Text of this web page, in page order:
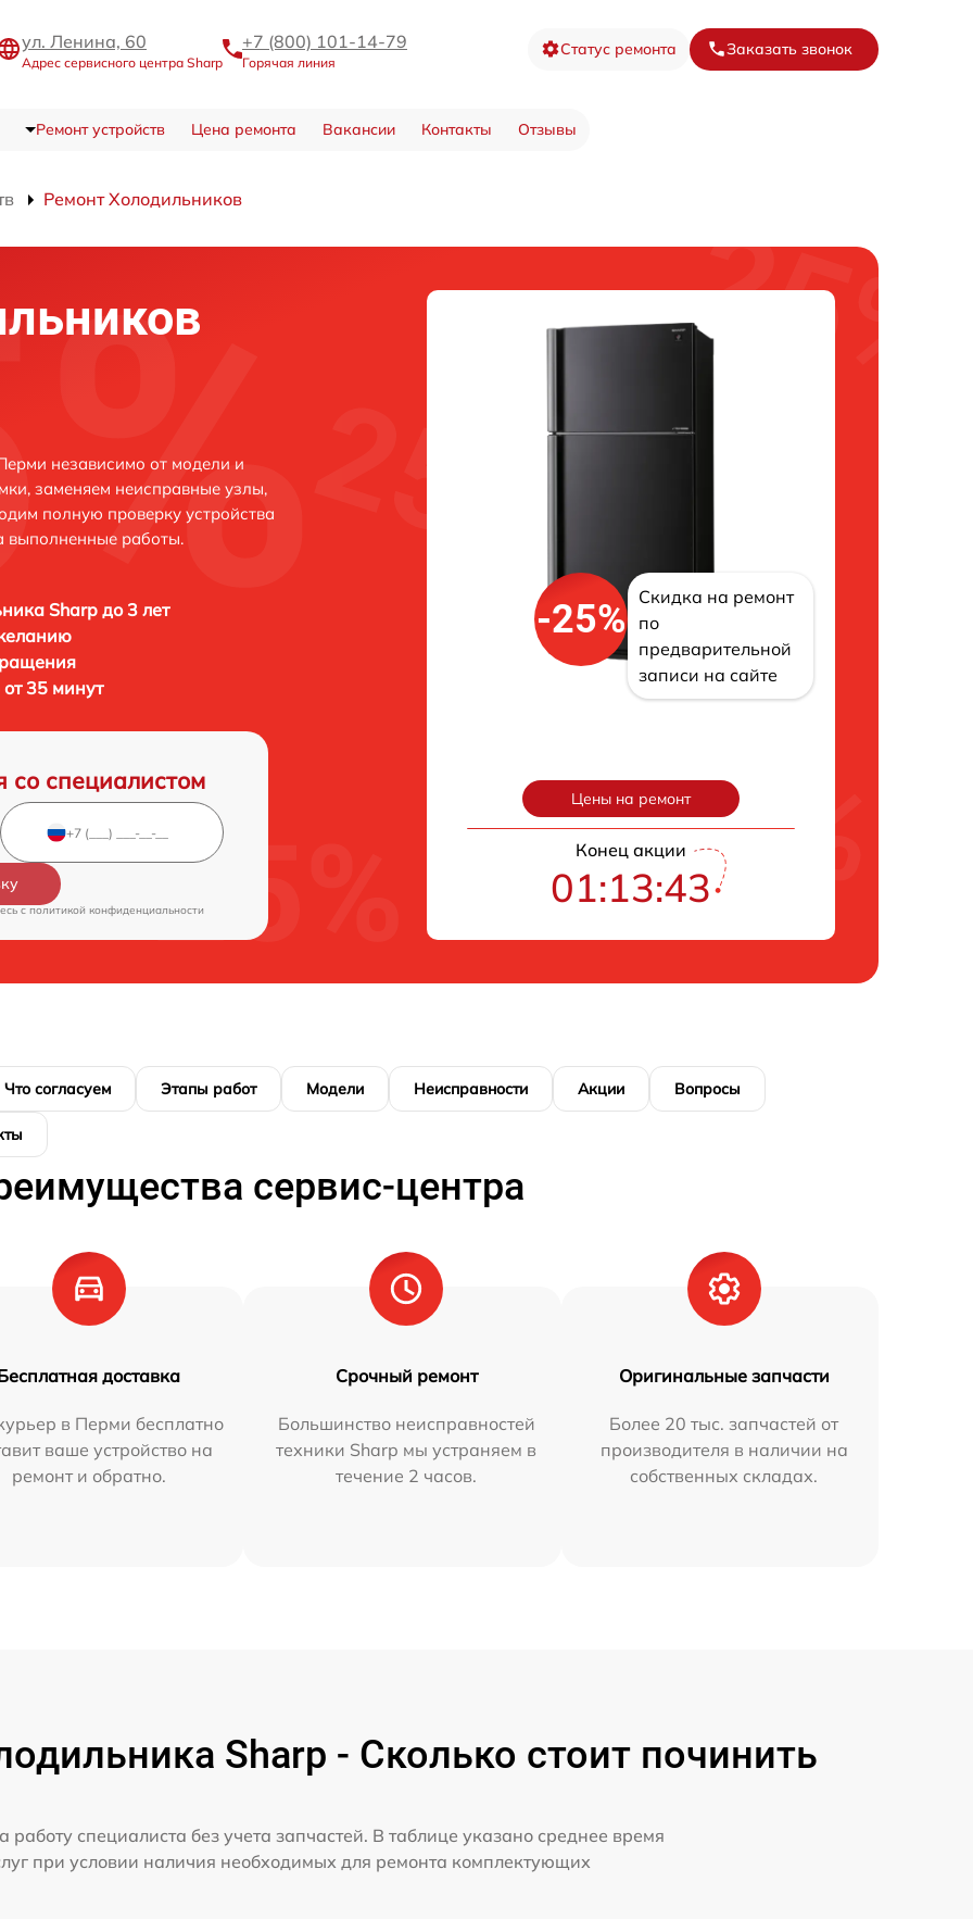
ул. Ленина, 60
Адрес сервисного центра Sharp
+7 (800) 101-14-79
Горячая линия
Статус ремонта Заказать звонок
Ремонт устройств Цена ремонта Вакансии Контакты Отзывы
Ремонт Холодильников
независимо от модели и
заменяем неисправные узлы,
полную проверку устройства
выполненные работы.
Sharp до 3 лет
35 минут
со специалистом
cполитикой конфиденциальности
-25%
Скидка на ремонт
по
предварительной
записи на сайте
Цены на ремонт
Конец акции
01:13:42
Что согласуем Этапы работ Модели Неисправности Акции Вопросы
сервис-центра
доставка
в Перми бесплатно
ваше устройство на
ремонт и обратно.
Срочный ремонт
Большинство неисправностей
техники Sharp мы устраняем в
течение 2 часов.
Оригинальные запчасти
Более 20 тыс. запчастей от
производителя в наличии на
собственных складах.
Sharp - Сколько стоит починить
работу специалиста без учета запчастей. В таблице указано среднее время
при условии наличия необходимых для ремонта комплектующих